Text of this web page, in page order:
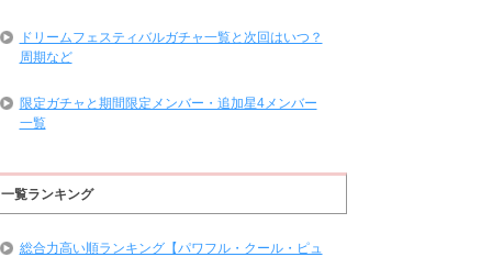
ドリームフェスティバルガチャ一覧と次回はいつ？
周期など
限定ガチャと期間限定メンバー・追加星4メンバー
一覧
一覧ランキング
総合力高い順ランキング【パワフル・クール・ピュ